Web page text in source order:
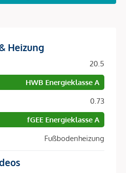
Heizung
20.5
HWB Energieklasse A
0.73
fGEE Energieklasse A
Fußbodenheizung